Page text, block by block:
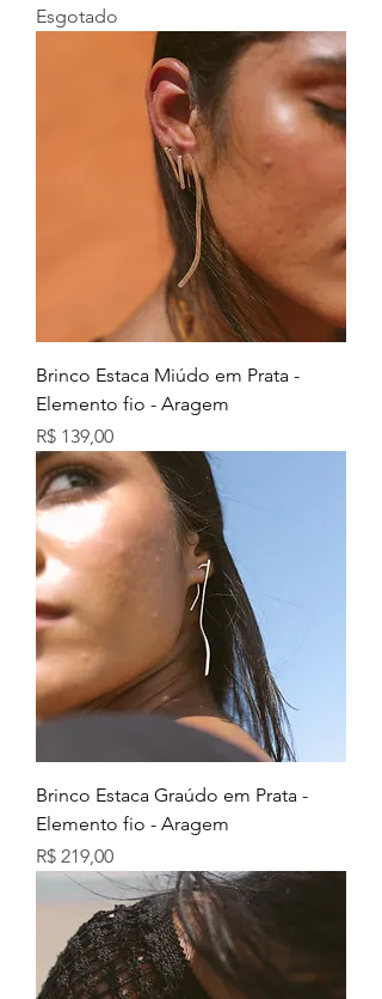
Esgotado
Brinco Estaca Miúdo em Prata -
Elemento fio - Aragem
Preço
R$ 139,00
Brinco Estaca Graúdo em Prata -
Elemento fio - Aragem
Preço
R$ 219,00